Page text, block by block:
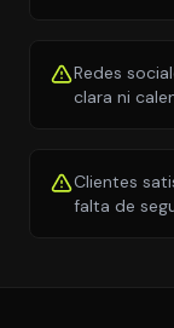
Redes
clara ni
Clientes
falta de